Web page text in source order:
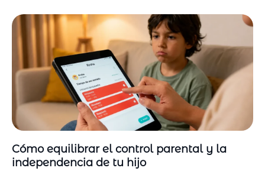
Cómo equilibrar el control parental y la
independencia de tu hijo